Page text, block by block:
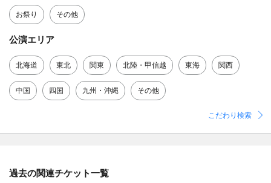
お祭り その他
公演エリア
北海道 東北 関東 北陸・甲信越 東海 関西
中国 四国 九州・沖縄 その他
こだわり検索
過去の関連チケット一覧